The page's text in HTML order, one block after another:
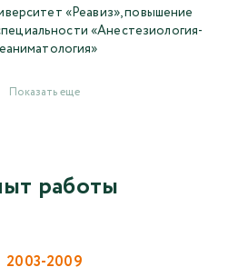
«Реавиз», повышение
«Анестезиология-
Показать еще
работы
2003-2009